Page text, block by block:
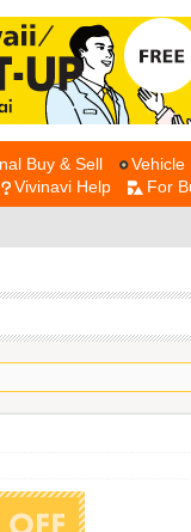
Buy & Sell Vehicle
Vivinavi Help For